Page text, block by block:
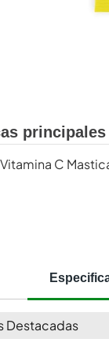
principales
Suplemento de
Destacadas